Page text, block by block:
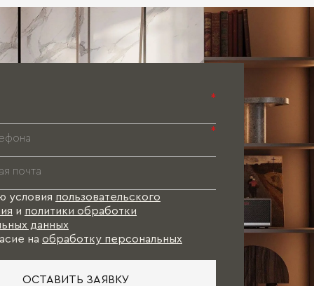
*
*
условия пользовательского
и политики обработки
данных
на обработку персональных
ОСТАВИТЬ ЗАЯВКУ